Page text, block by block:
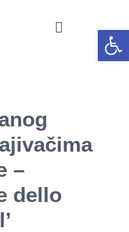
Toggle
Navigation
GOSPODARSTVO
KULTURA I
–
dello